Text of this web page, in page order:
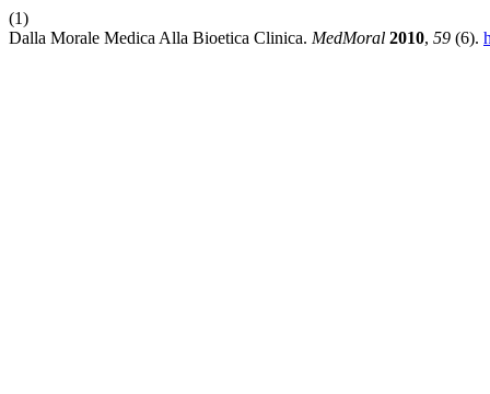
(1)
Dalla Morale Medica Alla Bioetica Clinica. MedMoral 2010, 59 (6).